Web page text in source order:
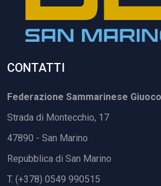
CONTATTI
Federazione Sammarinese
Strada di Montecchio, 17
47890 - San Marino
Repubblica di San Marino
T. (+378) 0549 990515